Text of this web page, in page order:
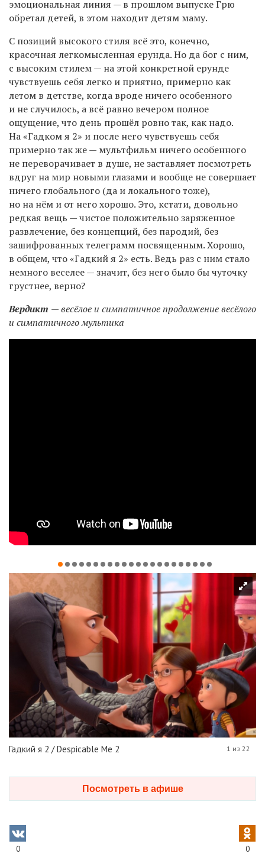
эмоциональная линия — в прошлом выпуске Грю
обретал детей, в этом находит детям маму.
С позиций высокого стиля всё это, конечно,
красочная легкомысленная ерунда. Но да бог с ним,
с высоким стилем — на этой конкретной ерунде
чувствуешь себя легко и приятно, примерно как
летом в детстве, когда вроде ничего особенного
и не случилось, а всё равно вечером полное
ощущение, что день прошёл ровно так, как надо.
На «Гадком я 2» и после него чувствуешь себя
примерно так же — мультфильм ничего особенного
не переворачивает в душе, не заставляет посмотреть
вдруг на мир новыми глазами и вообще не совершает
ничего глобального (да и локального тоже),
но на нём и от него хорошо. Это, кстати, довольно
редкая вещь — чистое положительно заряженное
развлечение, без концепций, без пародий, без
зашифрованных телеграмм посвященным. Хорошо,
в общем, что «Гадкий я 2» есть. Ведь раз с ним стало
немного веселее — значит, без него было бы чуточку
грустнее, верно?
Вердикт — весёлое и симпатичное продолжение весёлого
и симпатичного мультика
Гадкий я 2 / Despicable Me 2 1 из 22
Посмотреть в афише
0 0